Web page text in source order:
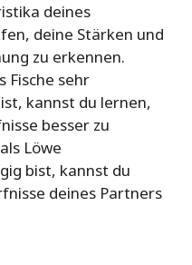
deines
deine Stärken und
zu erkennen.
Fische sehr
kannst du lernen,
besser zu
Löwe
bist, kannst du
deines Partners